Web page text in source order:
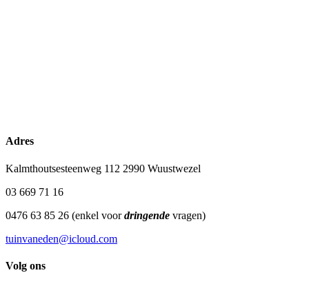
Adres
Kalmthoutsesteenweg 112 2990 Wuustwezel
03 669 71 16
0476 63 85 26 (enkel voordringende vragen)
tuinvaneden@icloud.com
Volg ons